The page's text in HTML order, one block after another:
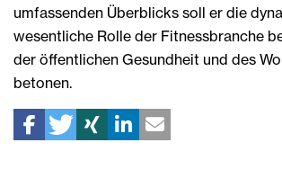
umfassenden Überblicks soll er die
wesentliche Rolle der Fitnessbranche
der öffentlichen Gesundheit und des
betonen.